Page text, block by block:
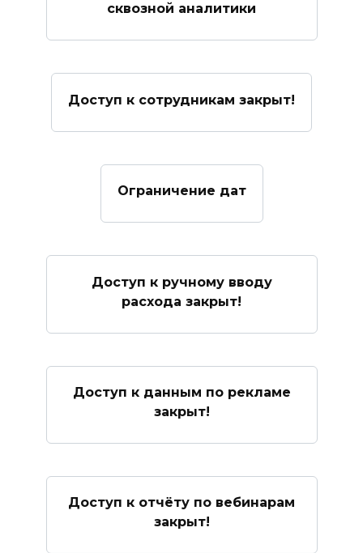
сквозной аналитики
Доступ к сотрудникам закрыт!
Ограничение дат
Доступ к ручному вводу
расхода закрыт!
Доступ к данным по рекламе
закрыт!
Доступ к отчёту по вебинарам
закрыт!